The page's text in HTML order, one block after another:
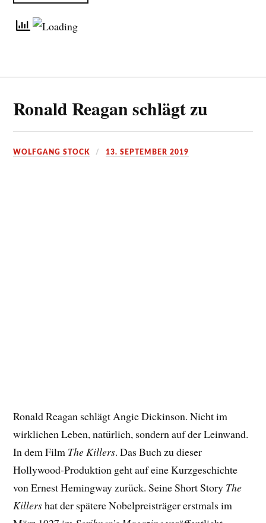
Ronald Reagan schlägt zu
WOLFGANG STOCK 13. SEPTEMBER 2019
Ronald Reagan schlägt Angie Dickinson. Nicht im
wirklichen Leben, natürlich, sondern auf der Leinwand.
In dem Film The Killers. Das Buch zu dieser
Hollywood-Produktion geht auf eine Kurzgeschichte
von Ernest Hemingway zurück. Seine Short Story The
Killershat der spätere Nobelpreisträger erstmals im